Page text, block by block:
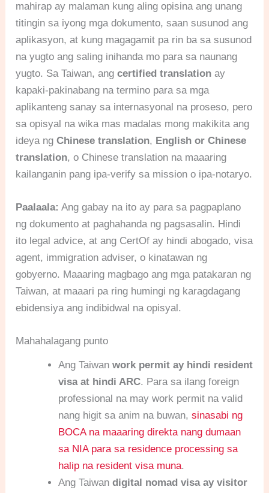
mahirap ay malaman kung aling opisina ang unang
titingin sa iyong mga dokumento, saan susunod ang
aplikasyon, at kung magagamit pa rin ba sa susunod
na yugto ang saling inihanda mo para sa naunang
yugto. Sa Taiwan, angcertified translation ay
kapaki-pakinabang na termino para sa mga
aplikanteng sanay sa internasyonal na proseso, pero
sa opisyal na wika mas madalas mong makikita ang
ideya ngChinese translation, English or Chinese
translation, o Chinese translation na maaaring
kailanganin pang ipa-verify sa mission o ipa-notaryo.
Paalaala: Ang gabay na ito ay para sa pagpaplano
ng dokumento at paghahanda ng pagsasalin. Hindi
ito legal advice, at ang CertOf ay hindi abogado, visa
agent, immigration adviser, o kinatawan ng
gobyerno. Maaaring magbago ang mga patakaran ng
Taiwan, at maaari pa ring humingi ng karagdagang
ebidensiya ang indibidwal na opisyal.
Mahahalagang punto
Ang Taiwanwork permit ay hindi resident
visa at hindi ARC. Para sa ilang foreign
professional na may work permit na valid
nang higit sa anim na buwan,sinasabi ng
BOCA na maaaring direkta nang dumaan
sa NIA para sa residence processing sa
halip na resident visa muna.
Ang Taiwandigital nomad visa ay visitor